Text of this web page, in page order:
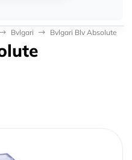
Bvlgari Bvlgari Blv Absolute